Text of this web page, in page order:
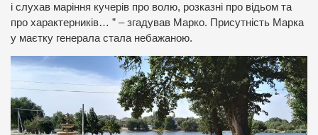
і слухав маріння кучерів про волю, розказні про відьом та
про характерників… ” – згадував Марко. Присутність Марка
у маєтку генерала стала небажаною.